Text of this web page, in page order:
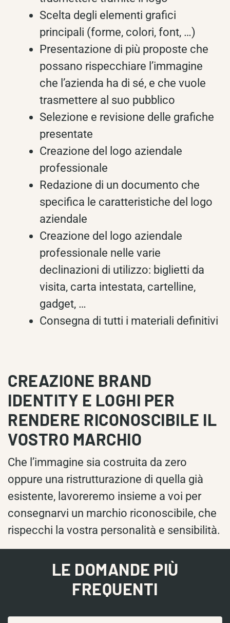
Scelta degli elementi grafici
principali (forme, colori, font, …)
Presentazione di più proposte che
possano rispecchiare l’immagine
che l’azienda ha di sé, e che vuole
trasmettere al suo pubblico
Selezione e revisione delle grafiche
presentate
Creazione del logo aziendale
professionale
Redazione di un documento che
specifica le caratteristiche del logo
aziendale
Creazione del logo aziendale
professionale nelle varie
declinazioni di utilizzo: biglietti da
visita, carta intestata, cartelline,
gadget, …
Consegna di tutti i materiali definitivi
CREAZIONE BRAND
IDENTITY E LOGHI PER
RENDERE RICONOSCIBILE IL
VOSTRO MARCHIO
Che l’immagine sia costruita da zero
oppure una ristrutturazione di quella già
esistente, lavoreremo insieme a voi per
consegnarvi un marchio riconoscibile, che
rispecchi la vostra personalità e sensibilità.
LE DOMANDE PIÙ
FREQUENTI